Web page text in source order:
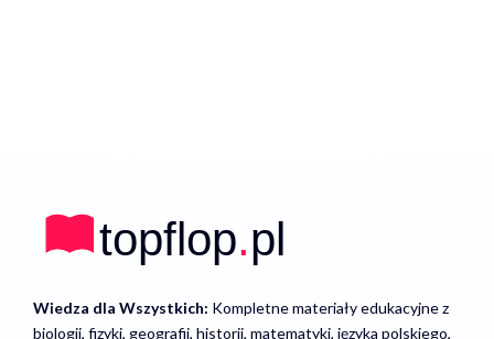
Wiedza dla Wszystkich: Kompletne materiały edukacyjne z
biologii, fizyki, geografii, historii, matematyki, języka polskiego,